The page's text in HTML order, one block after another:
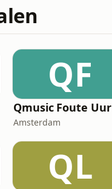
QF
Qmusic Foute Uur
Amsterdam
QL